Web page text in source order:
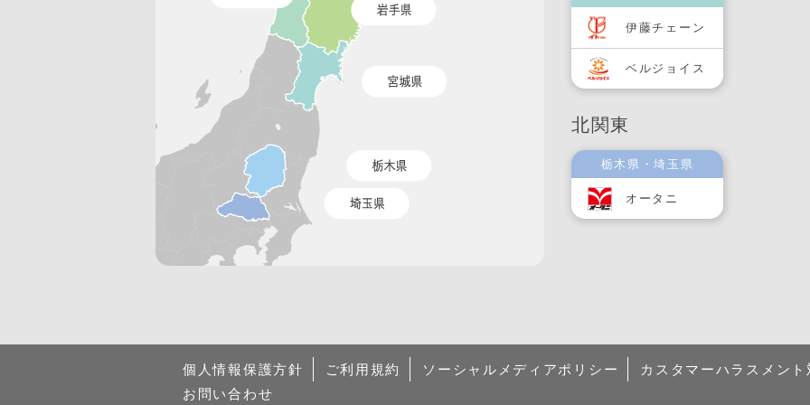
伊藤チェーン
ベルジョイス
北関東
栃木県・埼玉県
オータニ
個人情報保護方針 ご利用規約 ソーシャルメディアポリシー カスタマーハラスメン
お問い合わせ